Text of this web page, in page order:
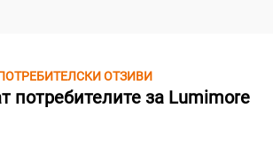
ОТЗИВИ
потребителите за Lumimore